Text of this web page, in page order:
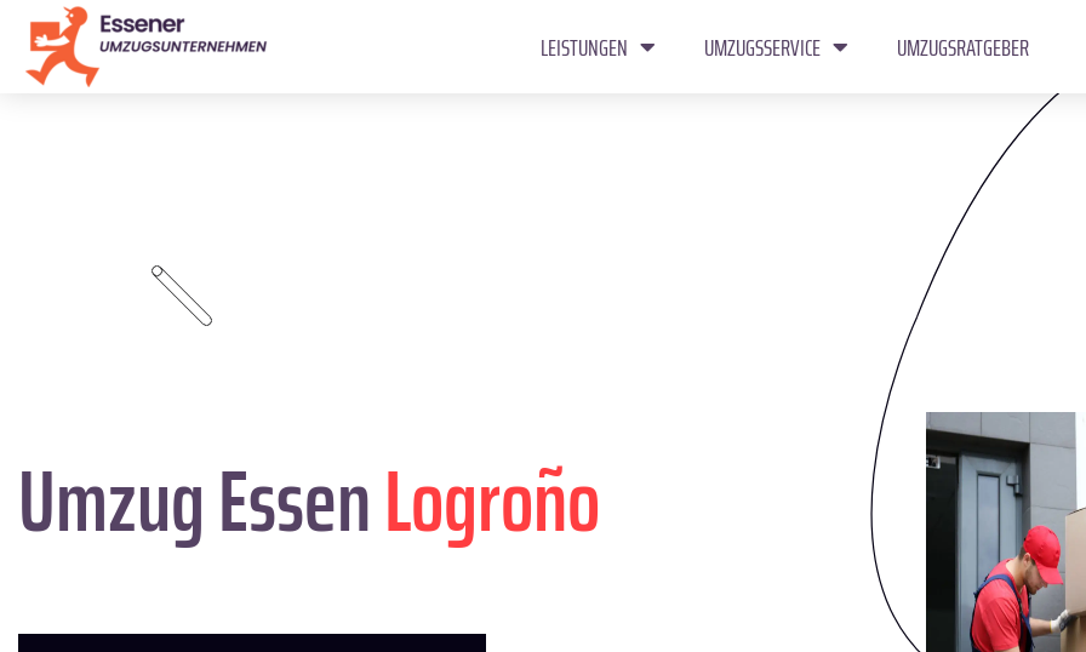
LEISTUNGEN UMZUGSSERVICE UMZUGSRATGEBER
Umzug EssenLogroño